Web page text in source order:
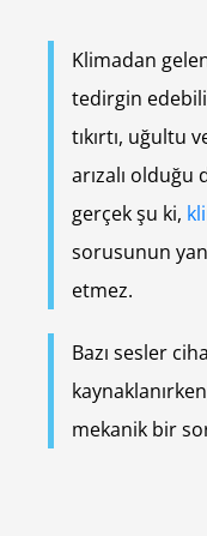
Klimadan
tedirgin
tıkırtı, uğultu
arızalı
gerçek şu ki,
sorusunun
etmez.
Bazı sesler
mekanik bir